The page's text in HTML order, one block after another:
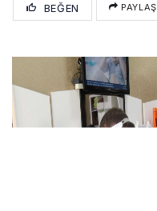
BEĞEN PAYLAŞ